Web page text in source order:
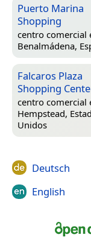
Puerto Marina
Shopping
centro comercial
Benalmádena,
Falcaros Plaza
Shopping
centro comercial
Hempstead,
Unidos
Deutsch
English